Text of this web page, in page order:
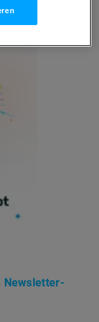
Newsletter-